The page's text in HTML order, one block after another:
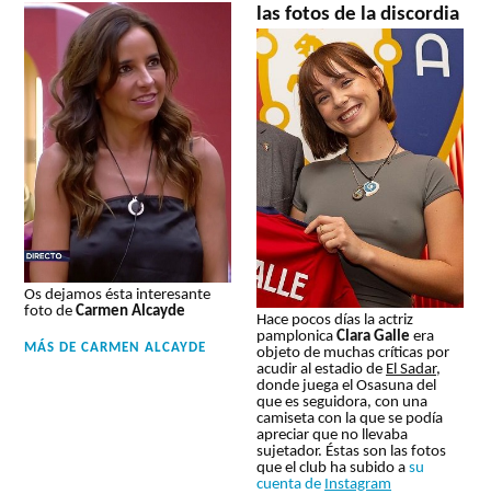
Os dejamos ésta interesante
foto deCarmen Alcayde
MÁS DECARMEN ALCAYDE
las fotos de la discordia
Hace pocos días la actriz
pamplonicaClara Galle era
objeto de muchas críticas por
acudir al estadio de El Sadar,
donde juega el Osasuna del
que es seguidora, con una
camiseta con la que se podía
apreciar que no llevaba
sujetador. Éstas son las fotos
que el club ha subido asu
cuenta de Instagram